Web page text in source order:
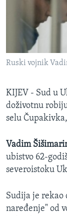
INTERVJU
Ruski vojnik
KIJEV - Sud u
doživotnu
selu
Vadim
ubistvo 62-
severoistoku
Sudija je rekao
naređenje" od